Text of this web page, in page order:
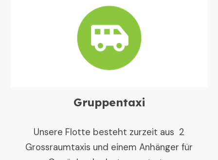
Gruppentaxi
Unsere Flotte besteht zurzeit aus 2
Grossraumtaxis und einem Anhänger für